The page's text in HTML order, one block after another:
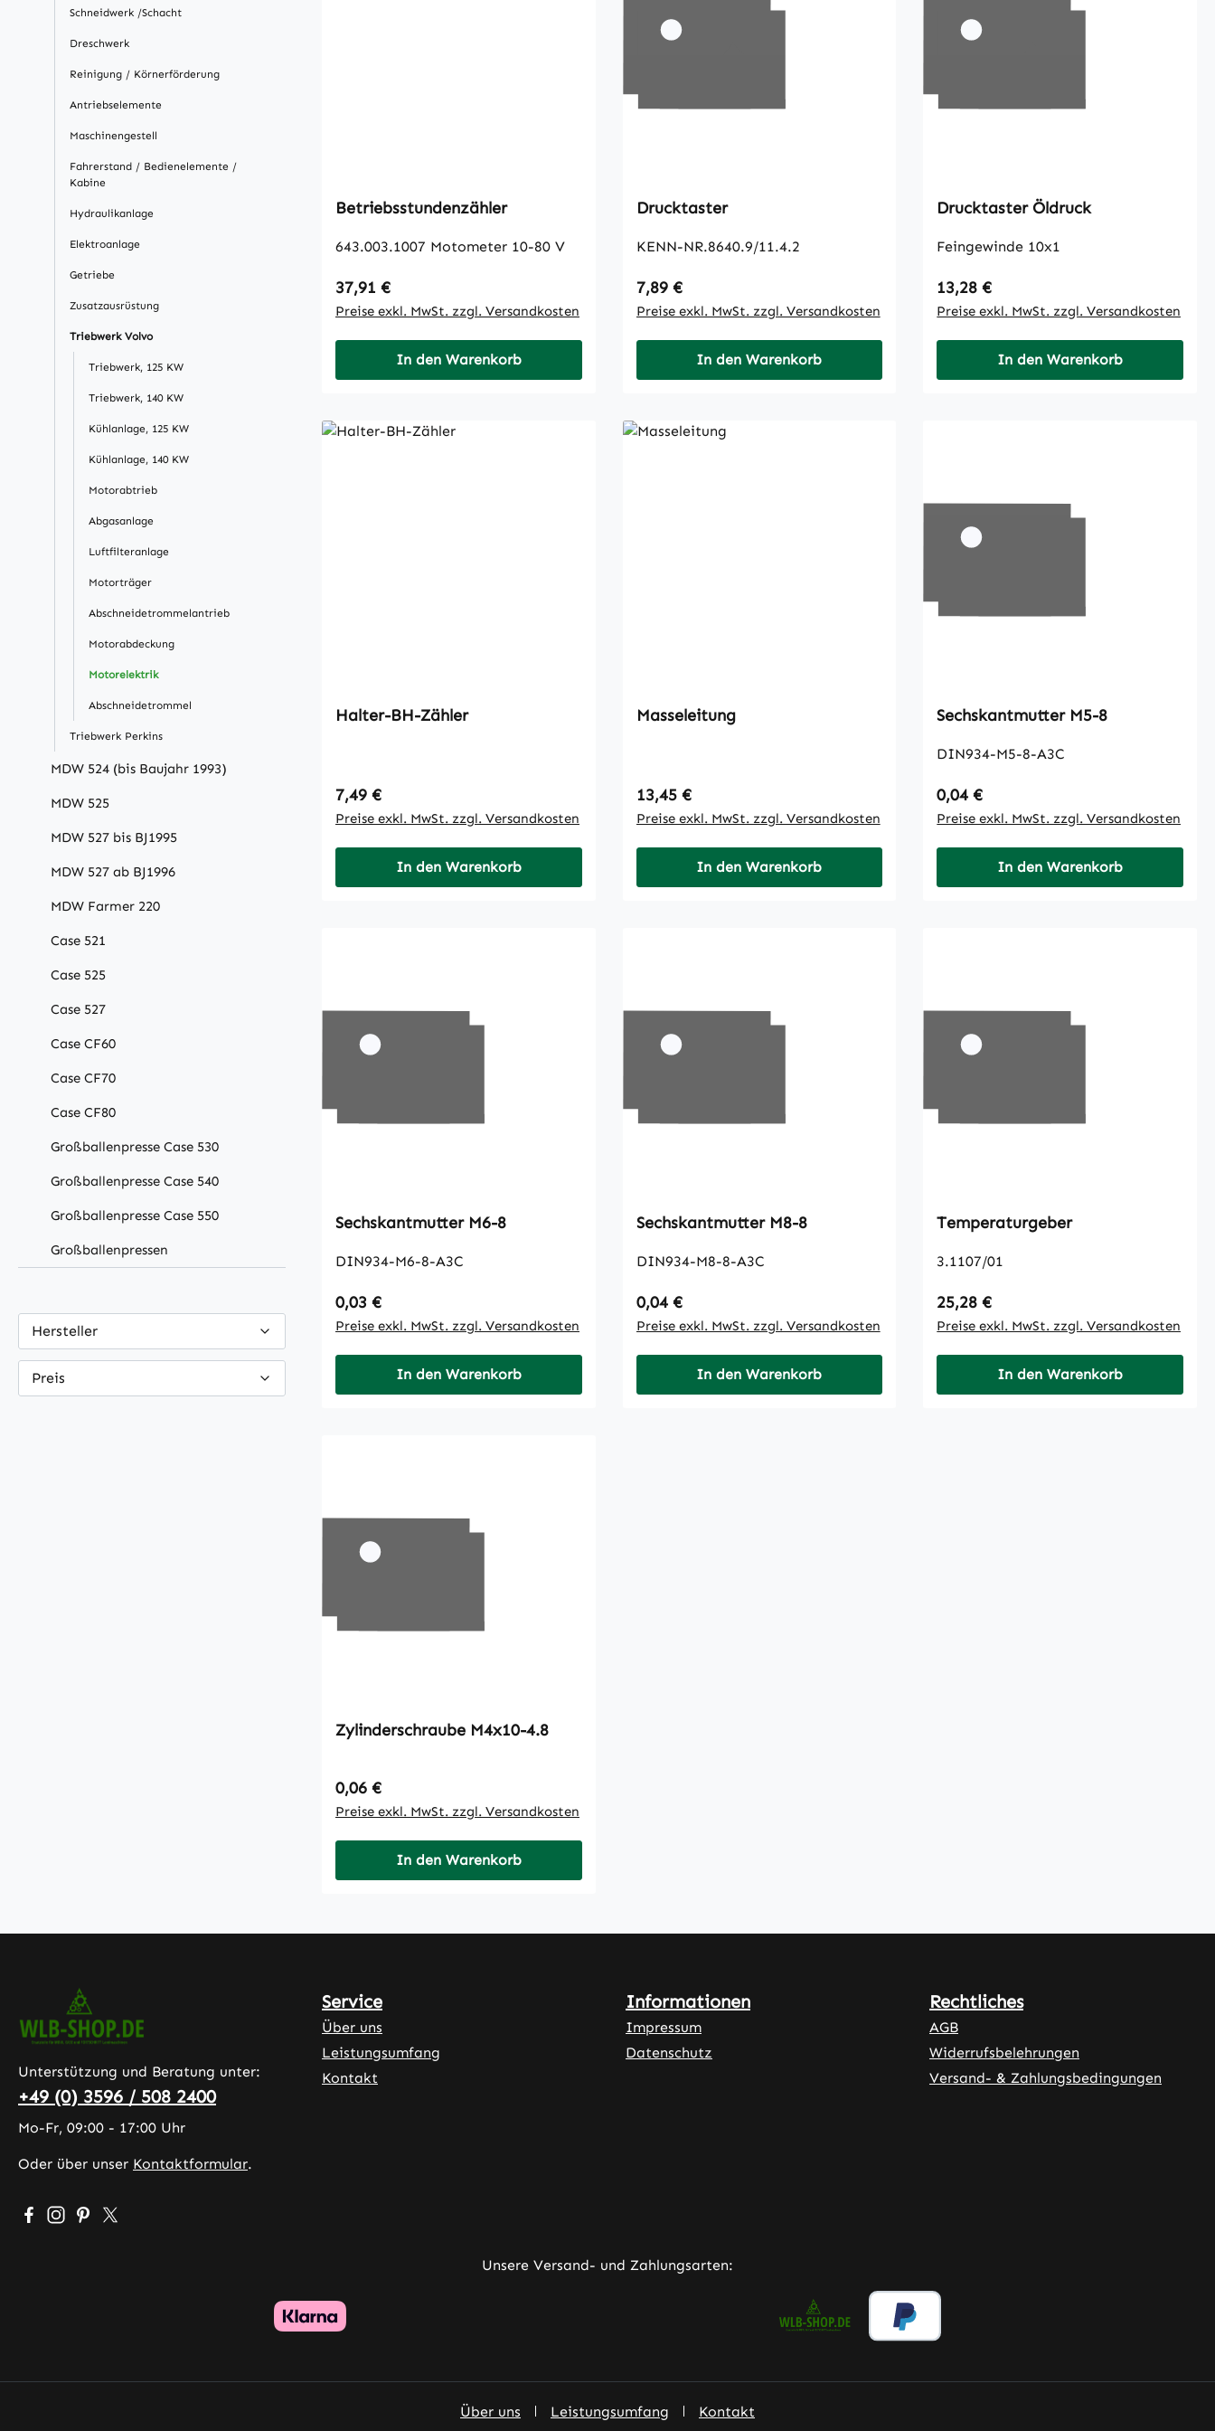
Schneidwerk /Schacht
Dreschwerk
Reinigung / Körnerförderung
Antriebselemente
Maschinengestell
Fahrerstand / Bedienelemente /
Kabine
Hydraulikanlage
Elektroanlage
Getriebe
Zusatzausrüstung
Triebwerk Volvo
Triebwerk, 125 KW
Triebwerk, 140 KW
Kühlanlage, 125 KW
Kühlanlage, 140 KW
Motorabtrieb
Abgasanlage
Luftfilteranlage
Motorträger
Abschneidetrommelantrieb
Motorabdeckung
Motorelektrik
Abschneidetrommel
Triebwerk Perkins
MDW 524 (bis Baujahr 1993)
MDW 525
MDW 527 bis BJ1995
MDW 527 ab BJ1996
MDW Farmer 220
Case 521
Case 525
Case 527
Case CF60
Case CF70
Case CF80
Großballenpresse Case 530
Großballenpresse Case 540
Großballenpresse Case 550
Großballenpressen
Hersteller
Preis
Betriebsstundenzähler
643.003.1007 Motometer 10-80 V
Regulärer Preis:
37,91 €
Preise exkl. MwSt. zzgl. Versandkosten
In den Warenkorb
Drucktaster
KENN-NR.8640.9/11.4.2
Regulärer Preis:
7,89 €
Preise exkl. MwSt. zzgl. Versandkosten
In den Warenkorb
Drucktaster Öldruck
Feingewinde 10x1
Regulärer Preis:
13,28 €
Preise exkl. MwSt. zzgl. Versandkosten
In den Warenkorb
Halter-BH-Zähler
Regulärer Preis:
7,49 €
Preise exkl. MwSt. zzgl. Versandkosten
In den Warenkorb
Masseleitung
Regulärer Preis:
13,45 €
Preise exkl. MwSt. zzgl. Versandkosten
In den Warenkorb
Sechskantmutter M5-8
DIN934-M5-8-A3C
Regulärer Preis:
0,04 €
Preise exkl. MwSt. zzgl. Versandkosten
In den Warenkorb
Sechskantmutter M6-8
DIN934-M6-8-A3C
Regulärer Preis:
0,03 €
Preise exkl. MwSt. zzgl. Versandkosten
In den Warenkorb
Sechskantmutter M8-8
DIN934-M8-8-A3C
Regulärer Preis:
0,04 €
Preise exkl. MwSt. zzgl. Versandkosten
In den Warenkorb
Temperaturgeber
3.1107/01
Regulärer Preis:
25,28 €
Preise exkl. MwSt. zzgl. Versandkosten
In den Warenkorb
Zylinderschraube M4x10-4.8
Regulärer Preis:
0,06 €
Preise exkl. MwSt. zzgl. Versandkosten
In den Warenkorb
Unterstützung und Beratung unter:
+49 (0) 3596 / 508 2400
Mo-Fr, 09:00 - 17:00 Uhr
Oder über unser Kontaktformular.
Besuche uns auf Facebook – öffnet in neuem Tab (externer Link)
Schau auf Instagram vorbei – öffnet in neuem Tab (externer Link)
Lass dich auf Pinterest inspirieren – öffnet in neuem Tab (externer Link)
Folge uns auf X – öffnet in neuem Tab (externer Link)
Service
Über uns
Leistungsumfang
Kontakt
Informationen
Impressum
Datenschutz
Rechtliches
AGB
Widerrufsbelehrungen
Versand- & Zahlungsbedingungen
Unsere Versand- und Zahlungsarten:
Über uns Leistungsumfang Kontakt